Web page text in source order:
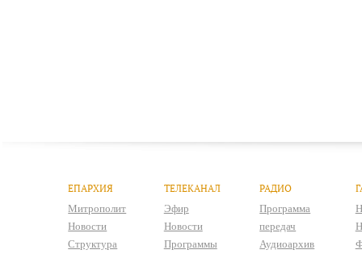
ЕПАРХИЯ
Митрополит
Новости
Структура
ТЕЛЕКАНАЛ
Эфир
Новости
Программы
РАДИО
Программа
передач
Аудиоархив